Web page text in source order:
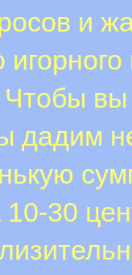
и
Чтобы
дадим
10-30